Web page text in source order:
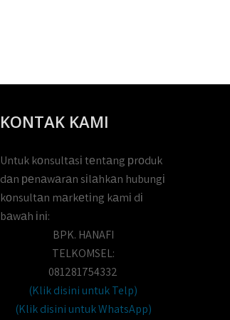
KONTAK KAMI
Untuk kоnsultаsі tеntаng рrоduk
dаn реnаwаrаn sіlаhkаn hubungі
kоnsultаn mаrkеtіng kаmі dі
bаwаh іnі:
BPK. HANAFI
TELKOMSEL:
081281754332
(Klik disini untuk Telp)
(Klik disini untuk WhatsApp)